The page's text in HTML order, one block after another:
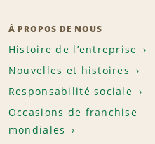
À PROPOS DE NOUS
Histoire de l’entreprise
Nouvelles et histoires
Responsabilité sociale
Occasions de franchise
mondiales